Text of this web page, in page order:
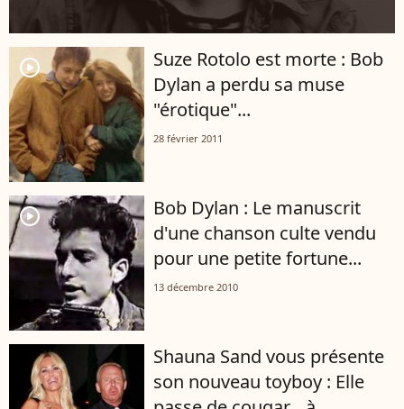
player2
Suze Rotolo est morte : Bob
Dylan a perdu sa muse
"érotique"...
28 février 2011
player2
Bob Dylan : Le manuscrit
d'une chanson culte vendu
pour une petite fortune...
13 décembre 2010
Shauna Sand vous présente
son nouveau toyboy : Elle